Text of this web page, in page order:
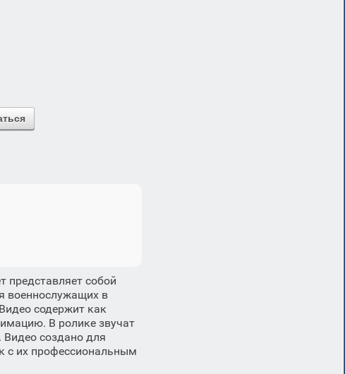
собой
военнослужащих в
содержит как
В ролике звучат
Видео создано для
с их профессиональным